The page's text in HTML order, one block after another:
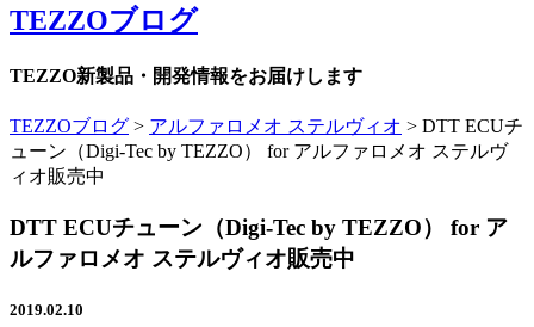
TEZZOブログ
TEZZO新製品・開発情報をお届けします
TEZZOブログ > アルファロメオ ステルヴィオ > DTT ECUチ
ューン（Digi-Tec by TEZZO） for アルファロメオ ステルヴ
ィオ販売中
DTT ECUチューン（Digi-Tec by TEZZO） for ア
ルファロメオ ステルヴィオ販売中
2019.02.10